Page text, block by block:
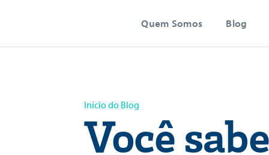
Quem Somos Blog
Início do Blog
Você